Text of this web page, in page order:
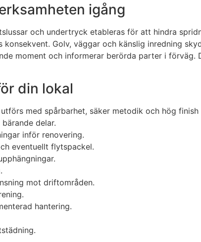
igång
och undertryck etableras för att hindra
Golv, väggar och känslig inredning
moment och informerar berörda parter i
din lokal
med spårbarhet, säker metodik och hög finish
delar.
inför renovering.
eventuellt flytspackel.
mot driftområden.
hantering.